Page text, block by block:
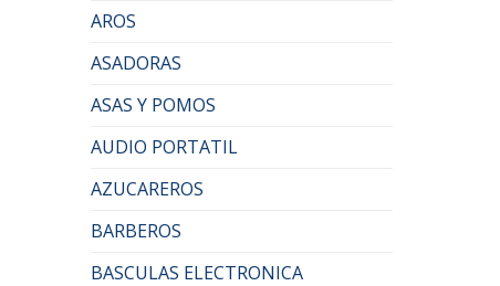
AROS
ASADORAS
ASAS Y POMOS
AUDIO PORTATIL
AZUCAREROS
BARBEROS
BASCULAS ELECTRONICA